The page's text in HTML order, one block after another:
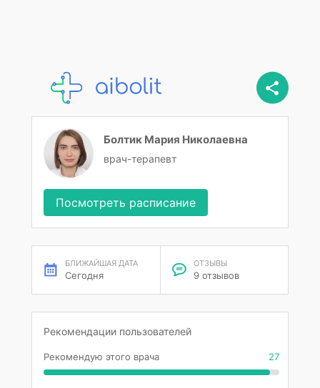
Болтик Мария Николаевна
врач-терапевт
Посмотреть расписание
БЛИЖАЙШАЯ ДАТА
Сегодня
ОТЗЫВЫ
9 отзывов
Рекомендации пользователей
Рекомендую этого врача 27